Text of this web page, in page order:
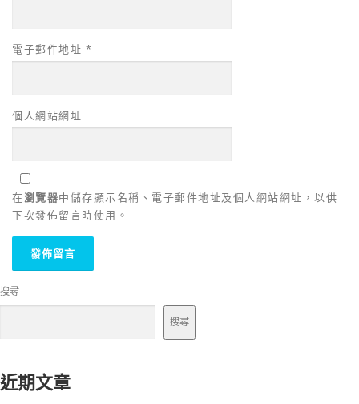
電子郵件地址 *
個人網站網址
在瀏覽器中儲存顯示名稱、電子郵件地址及個人網站網址，以供
下次發佈留言時使用。
搜尋
搜尋
近期文章